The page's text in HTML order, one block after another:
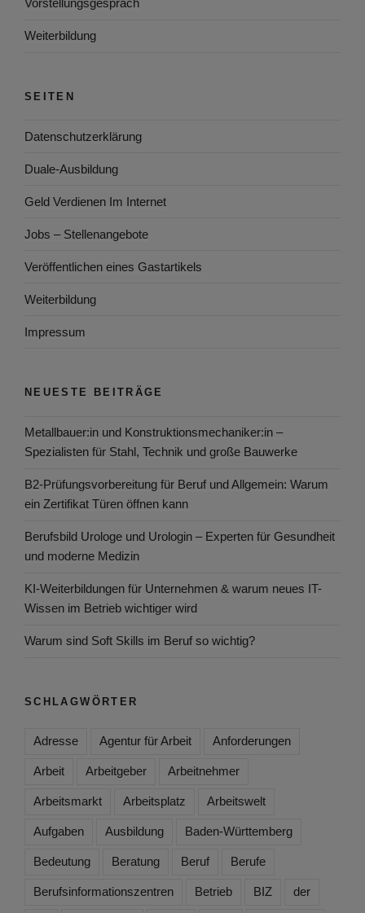
Vorstellungsgespräch
Weiterbildung
SEITEN
Datenschutzerklärung
Duale-Ausbildung
Geld Verdienen Im Internet
Jobs – Stellenangebote
Veröffentlichen eines Gastartikels
Weiterbildung
Impressum
NEUESTE BEITRÄGE
Metallbauer:in und Konstruktionsmechaniker:in –
Spezialisten für Stahl, Technik und große Bauwerke
B2-Prüfungsvorbereitung für Beruf und Allgemein: Warum
ein Zertifikat Türen öffnen kann
Berufsbild Urologe und Urologin – Experten für Gesundheit
und moderne Medizin
KI-Weiterbildungen für Unternehmen & warum neues IT-
Wissen im Betrieb wichtiger wird
Warum sind Soft Skills im Beruf so wichtig?
SCHLAGWÖRTER
Adresse Agentur für Arbeit Anforderungen
Arbeit Arbeitgeber Arbeitnehmer
Arbeitsmarkt Arbeitsplatz Arbeitswelt
Aufgaben Ausbildung Baden-Württemberg
Bedeutung Beratung Beruf Berufe
Berufsinformationszentren Betrieb BIZ der